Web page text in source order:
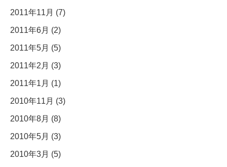
2011年11月 (7)
2011年6月 (2)
2011年5月 (5)
2011年2月 (3)
2011年1月 (1)
2010年11月 (3)
2010年8月 (8)
2010年5月 (3)
2010年3月 (5)